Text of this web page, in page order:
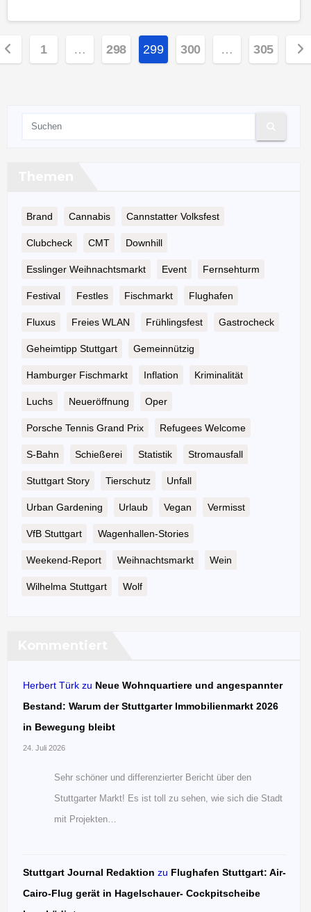
1 … 298 299 300 … 305
Brand Cannabis Cannstatter Volksfest
Clubcheck CMT Downhill
Esslinger Weihnachtsmarkt Event Fernsehturm
Festival Festles Fischmarkt Flughafen
Fluxus Freies WLAN Frühlingsfest Gastrocheck
Geheimtipp Stuttgart Gemeinnützig
Hamburger Fischmarkt Inflation Kriminalität
Luchs Neueröffnung Oper
Porsche Tennis Grand Prix Refugees Welcome
S-Bahn Schießerei Statistik Stromausfall
Stuttgart Story Tierschutz Unfall
Urban Gardening Urlaub Vegan Vermisst
VfB Stuttgart Wagenhallen-Stories
Weekend-Report Weihnachtsmarkt Wein
Wilhelma Stuttgart Wolf
Herbert Türk zu Neue Wohnquartiere und angespannter
Bestand: Warum der Stuttgarter Immobilienmarkt 2026
in Bewegung bleibt
24. Juli 2026
Sehr schöner und differenzierter Bericht über den
Stuttgarter Markt! Es ist toll zu sehen, wie sich die Stadt
mit Projekten…
Stuttgart Journal Redaktion zu Flughafen Stuttgart: Air-
Cairo-Flug gerät in Hagelschauer- Cockpitscheibe